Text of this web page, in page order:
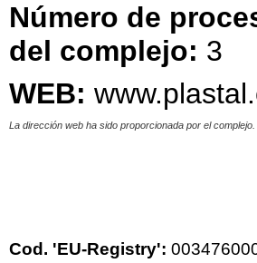
Número de
del complejo: 3
WEB:
La dirección web ha sido proporcionada por el
Cod. 'EU-Registry':